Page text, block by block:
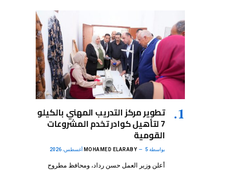
تطوير مركز التدريب المهني بالكيلو
7 لتأهيل كوادر تخدم المشروعات
القومية
بواسطة MOHAMED ELARABY 5 أغسطس، 2026
أعلن وزير العمل حسن رداد، ومحافظ مطروح